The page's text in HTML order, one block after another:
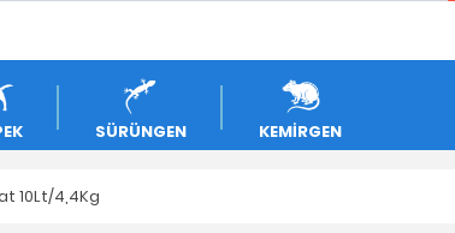
SÜRÜNGEN KEMİRGEN
10Lt/4,4Kg